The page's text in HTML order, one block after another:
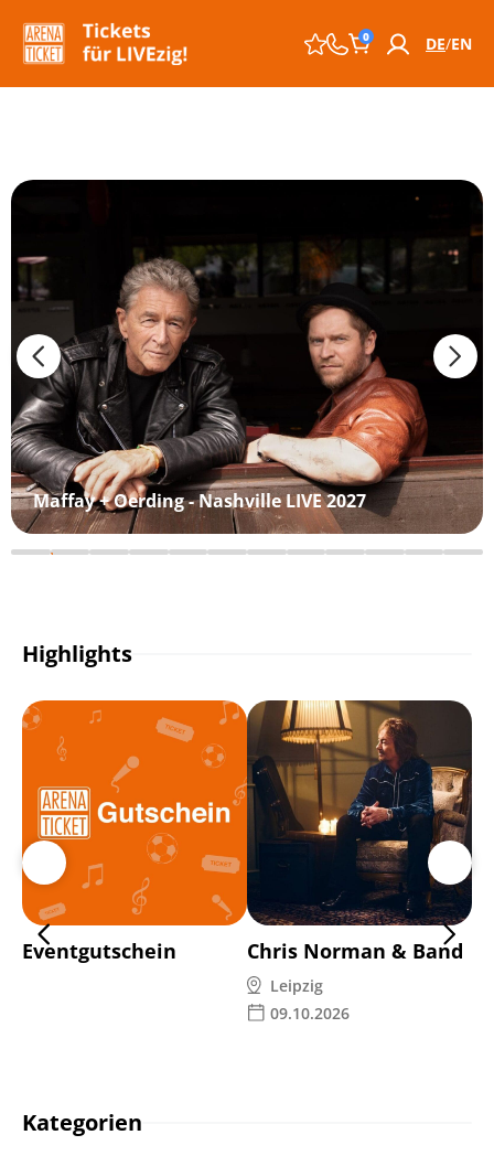
0 DE EN
Maffay + Oerding - Nashville LIVE 2027
Highlights
Eventgutschein Chris Norman & Band
Leipzig
09.10.2026
Kategorien